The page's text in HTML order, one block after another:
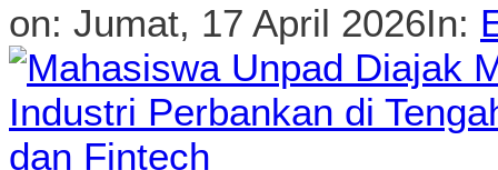
on: Jumat, 17 April 2026In: